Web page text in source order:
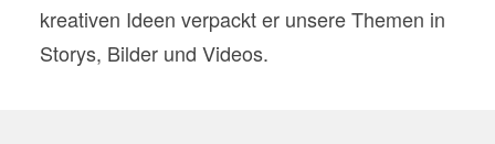
kreativen Ideen verpackt er unsere Themen in
Storys, Bilder und Videos.